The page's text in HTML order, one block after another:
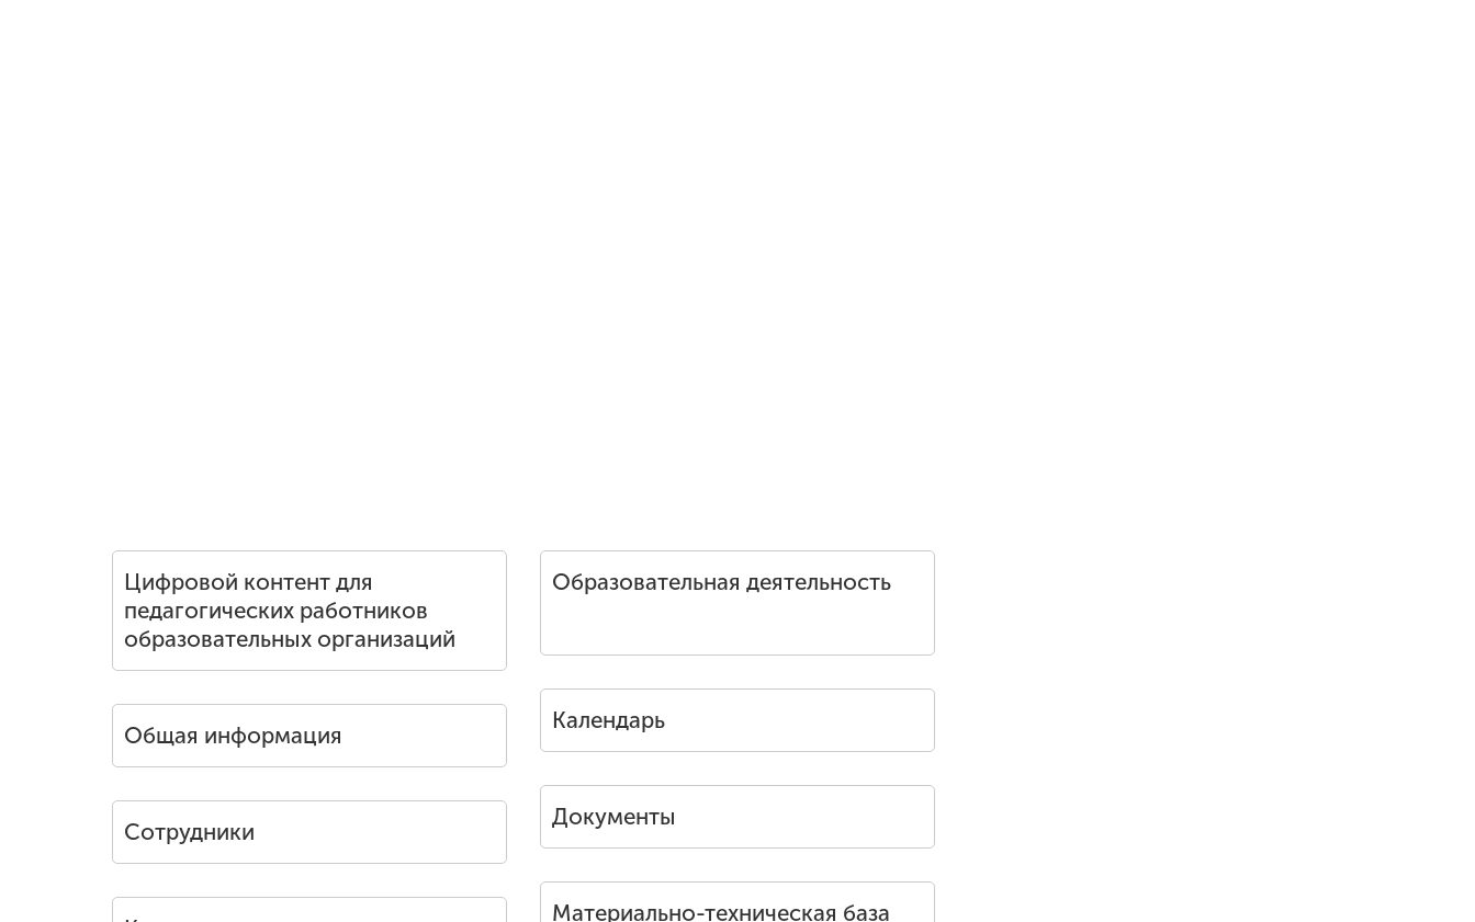
Цифровой контент для
педагогических работников
образовательных организаций
Образовательная деятельность
Календарь
Общая информация
Документы
Сотрудники
Материально-техническая база